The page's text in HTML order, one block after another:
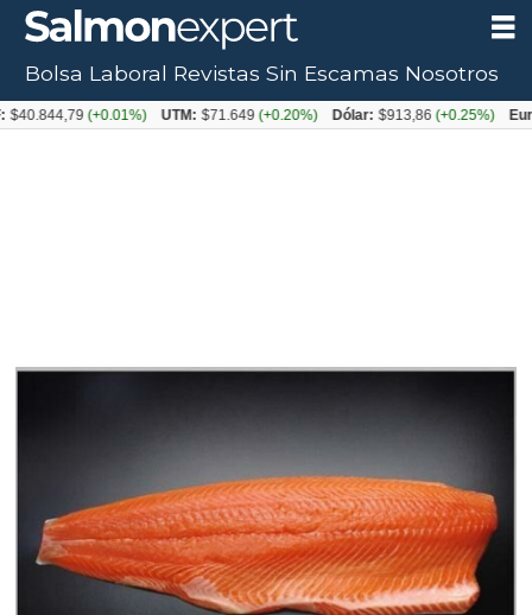
Bolsa Laboral Revistas Sin Escamas Nosotros
(+0.01%) UTM: $71.649(+0.20%) Dólar: $913,86(+0.25%) Euro: